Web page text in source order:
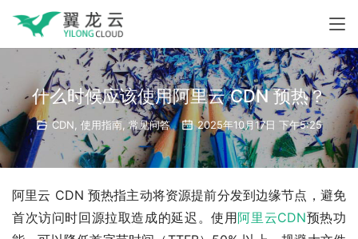
什么时候应该使用阿里云 CDN 预热？
CDN ,使用指南 ,常见问答 2025年10月17日 下午5:25
阿里云 CDN 预热指主动将资源提前分发到边缘节点，避免
首次访问时回源拉取造成的延迟。使用阿里云CDN预热功